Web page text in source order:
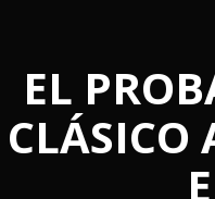
EL
CLÁSICO